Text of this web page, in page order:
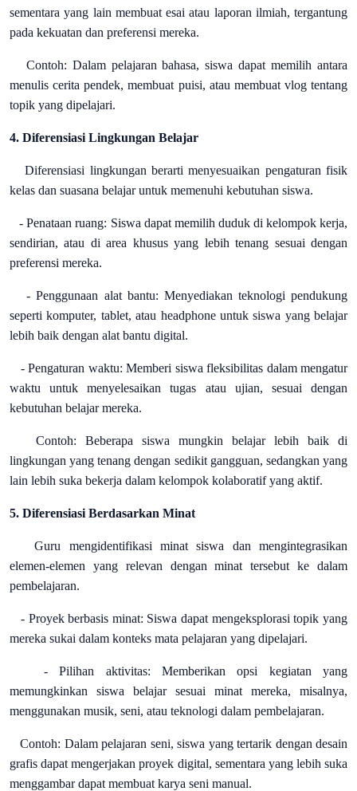
sementara yang lain membuat esai atau laporan ilmiah, tergantung
pada kekuatan dan preferensi mereka.
Contoh: Dalam pelajaran bahasa, siswa dapat memilih antara
menulis cerita pendek, membuat puisi, atau membuat vlog tentang
topik yang dipelajari.
4. Diferensiasi Lingkungan Belajar
Diferensiasi lingkungan berarti menyesuaikan pengaturan fisik
kelas dan suasana belajar untuk memenuhi kebutuhan siswa.
- Penataan ruang: Siswa dapat memilih duduk di kelompok kerja,
sendirian, atau di area khusus yang lebih tenang sesuai dengan
preferensi mereka.
- Penggunaan alat bantu: Menyediakan teknologi pendukung
seperti komputer, tablet, atau headphone untuk siswa yang belajar
lebih baik dengan alat bantu digital.
- Pengaturan waktu: Memberi siswa fleksibilitas dalam mengatur
waktu untuk menyelesaikan tugas atau ujian, sesuai dengan
kebutuhan belajar mereka.
Contoh: Beberapa siswa mungkin belajar lebih baik di
lingkungan yang tenang dengan sedikit gangguan, sedangkan yang
lain lebih suka bekerja dalam kelompok kolaboratif yang aktif.
5. Diferensiasi Berdasarkan Minat
Guru mengidentifikasi minat siswa dan mengintegrasikan
elemen-elemen yang relevan dengan minat tersebut ke dalam
pembelajaran.
- Proyek berbasis minat: Siswa dapat mengeksplorasi topik yang
mereka sukai dalam konteks mata pelajaran yang dipelajari.
- Pilihan aktivitas: Memberikan opsi kegiatan yang
memungkinkan siswa belajar sesuai minat mereka, misalnya,
menggunakan musik, seni, atau teknologi dalam pembelajaran.
Contoh: Dalam pelajaran seni, siswa yang tertarik dengan desain
grafis dapat mengerjakan proyek digital, sementara yang lebih suka
menggambar dapat membuat karya seni manual.